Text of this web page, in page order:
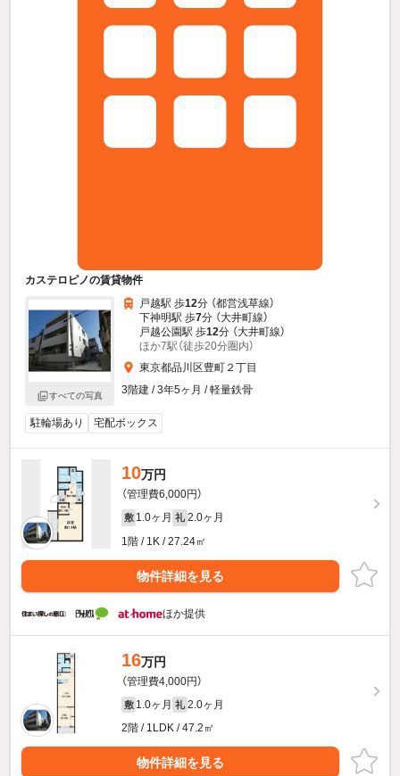
カステロピノの賃貸物件
すべての写真
戸越駅 歩12分 （都営浅草線）
下神明駅 歩7分 （大井町線）
戸越公園駅 歩12分 （大井町線）
ほか7駅（徒歩20分圏内）
東京都品川区豊町２丁目
3階建 / 3年5ヶ月 / 軽量鉄骨
駐輪場あり 宅配ボックス
10万円
（管理費6,000円）
敷 1.0ヶ月 礼 2.0ヶ月
1階 / 1K / 27.24㎡
物件詳細を見る
ほか提供
16万円
（管理費4,000円）
敷 1.0ヶ月 礼 2.0ヶ月
2階 / 1LDK / 47.2㎡
物件詳細を見る